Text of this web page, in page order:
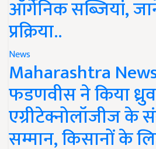
ऑर्गेनिक सब्जियां,
प्रक्रिया..
News
Maharashtra
फडणवीस ने किया ध्रुव
एग्रीटेक्नोलॉजीज के
सम्मान, किसानों के